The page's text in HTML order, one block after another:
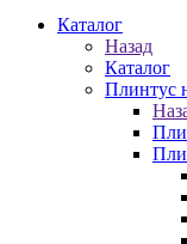
Каталог
Назад
Каталог
Плинтус